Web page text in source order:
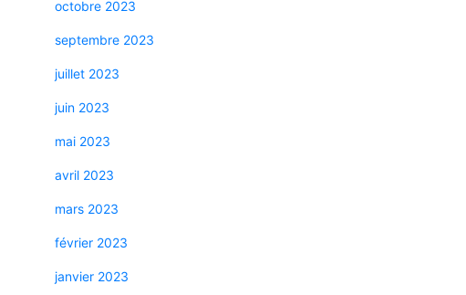
octobre 2023
septembre 2023
juillet 2023
juin 2023
mai 2023
avril 2023
mars 2023
février 2023
janvier 2023